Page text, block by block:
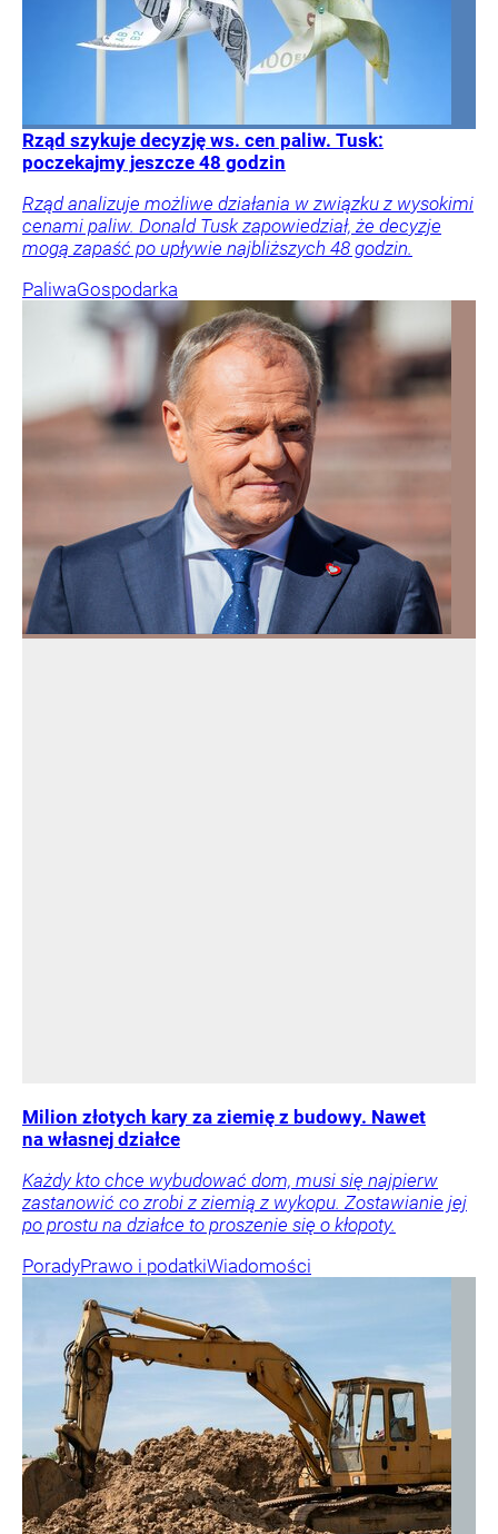
Rząd szykuje decyzję ws. cen paliw. Tusk:
poczekajmy jeszcze 48 godzin
Rząd analizuje możliwe działania w związku z wysokimi
cenami paliw. Donald Tusk zapowiedział, że decyzje
mogą zapaść po upływie najbliższych 48 godzin.
PaliwaGospodarka
Milion złotych kary za ziemię z budowy. Nawet
na własnej działce
Każdy kto chce wybudować dom, musi się najpierw
zastanowić co zrobi z ziemią z wykopu. Zostawianie jej
po prostu na działce to proszenie się o kłopoty.
PoradyPrawo i podatkiWiadomości